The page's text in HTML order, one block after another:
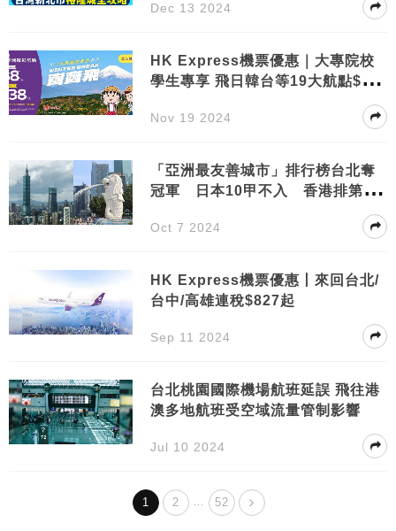
Dec 13 2024
HK Express機票優惠｜大專院校
學生專享 飛日韓台等19大航點$88
Nov 19 2024
「亞洲最友善城市」排行榜台北奪
冠軍 日本10甲不入 香港排第
Oct 7 2024
HK Express機票優惠丨來回台北/
台中/高雄連稅$827起
Sep 11 2024
台北桃園國際機場航班延誤 飛往港
澳多地航班受空域流量管制影響
Jul 10 2024
1 2 … 52